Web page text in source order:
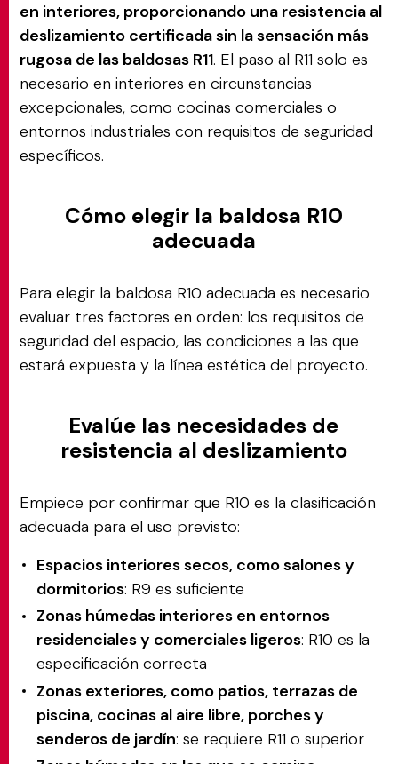
en interiores, proporcionando una resistencia al
deslizamiento certificada sin la sensación más
rugosa de las baldosas R11. El paso al R11 solo es
necesario en interiores en circunstancias
excepcionales, como cocinas comerciales o
entornos industriales con requisitos de seguridad
específicos.
Cómo elegir la baldosa R10
adecuada
Para elegir la baldosa R10 adecuada es necesario
evaluar tres factores en orden: los requisitos de
seguridad del espacio, las condiciones a las que
estará expuesta y la línea estética del proyecto.
Evalúe las necesidades de
resistencia al deslizamiento
Empiece por confirmar que R10 es la clasificación
adecuada para el uso previsto:
Espacios interiores secos, como salones y
dormitorios: R9 es suficiente
Zonas húmedas interiores en entornos
residenciales y comerciales ligeros: R10 es la
especificación correcta
Zonas exteriores, como patios, terrazas de
piscina, cocinas al aire libre, porches y
senderos de jardín: se requiere R11 o superior